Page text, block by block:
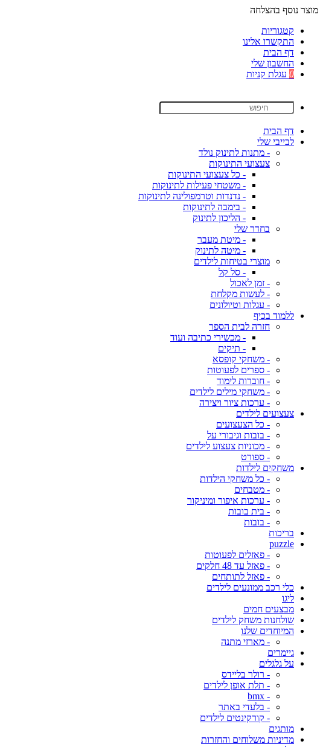
מוצר נוסף בהצלחה
קטגוריות
התקשרו אלינו
דף הבית
החשבון שלי
0 עגלת קניות
דף הבית
לבייבי שלי
- מתנות לתינוק נולד
צעצועי התינוקות
- כל צעצועי התינוקות
- משטחי פעילות לתינוקות
- נדנדות וטרמפולינה לתינוקות
- בימבה לתינוקות
- הליכון לתינוק
בחדר שלי
- מיטת מעבר
- מיטה לתינוק
מוצרי בטיחות לילדים
- סל קל
- זמן לאכול
- לעשות מקלחת
- עגלות וטיולונים
ללמוד בכיף
חזרה לבית הספר
- מכשירי כתיבה ועוד
- תיקים
- משחקי קופסא
- ספרים לפעוטות
- חוברות לימוד
- משחקי מילים לילדים
- ערכות ציור ויצירה
צעצועים לילדים
- כל הצעצועים
- בובות וגיבורי על
- מכוניות צעצוע לילדים
- ספורט
משחקים לילדות
- כל משחקי הילדות
- מטבחים
- ערכות איפור ומיניקור
- בית בובות
- בובות
בריכות
puzzle
- פאזלים לפעוטות
- פאזל עד 48 חלקים
- פאזל לתותחים
כלי רכב ממונעים לילדים
ליגו
מבצעים חמים
שולחנות משחק לילדים
המיוחדים שלנו
- מארזי מתנה
גיימרים
על גלגלים
- רולר בליידס
- תלת אופן לילדים
- bmx
- בלעדי באתר
- קורקינטים לילדים
מותגים
מדיניות משלוחים והחזרות